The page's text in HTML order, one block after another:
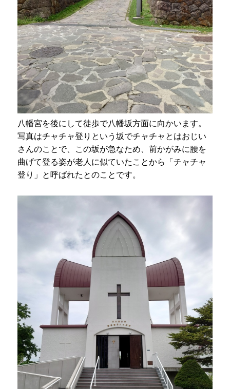
八幡宮を後にして徒歩で八幡坂方面に向かいます。
写真はチャチャ登りという坂でチャチャとはおじい
さんのことで、この坂が急なため、前かがみに腰を
曲げて登る姿が老人に似ていたことから「チャチャ
登り」と呼ばれたとのことです。